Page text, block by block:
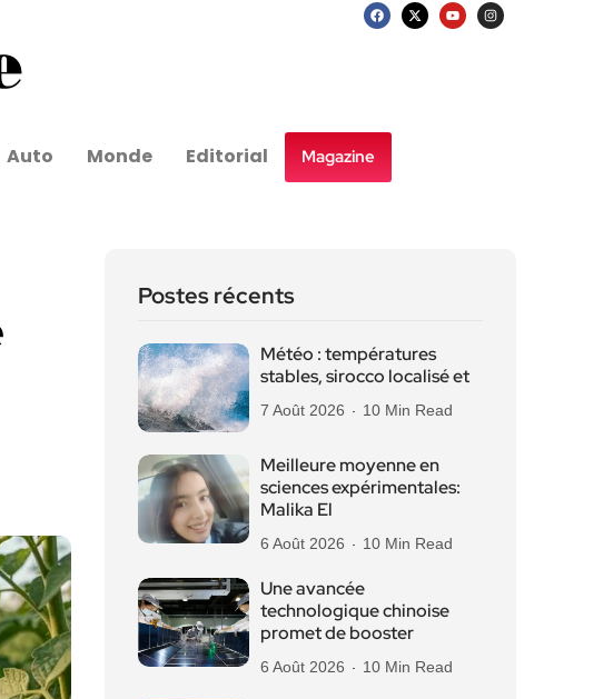
Auto Monde Editorial Magazine
Postes récents
Météo : températures
stables, sirocco localisé et
7 Août 2026 10 Min Read
Meilleure moyenne en
sciences expérimentales:
Malika El
6 Août 2026 10 Min Read
Une avancée
technologique chinoise
promet de booster
6 Août 2026 10 Min Read